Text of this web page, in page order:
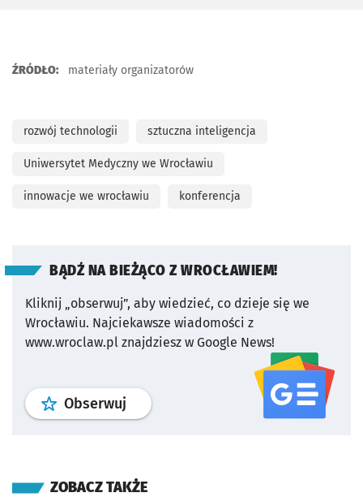
ŹRÓDŁO: materiały organizatorów
rozwój technologii sztuczna inteligencja
Uniwersytet Medyczny we Wrocławiu
innowacje we wrocławiu konferencja
BĄDŹ NA BIEŻĄCO Z WROCŁAWIEM!
Kliknij „obserwuj”, aby wiedzieć, co dzieje się we
Wrocławiu. Najciekawsze wiadomości z
www.wroclaw.pl znajdziesz w Google News!
Obserwuj profil serwisu
ZOBACZ TAKŻE